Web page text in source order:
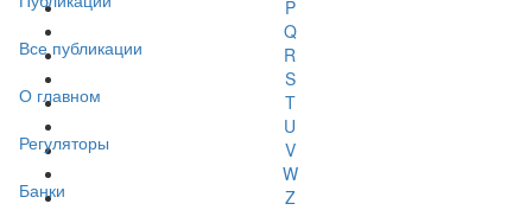
Все публикации
О главном
Регуляторы
Банки
P
Q
R
S
T
U
V
W
Z